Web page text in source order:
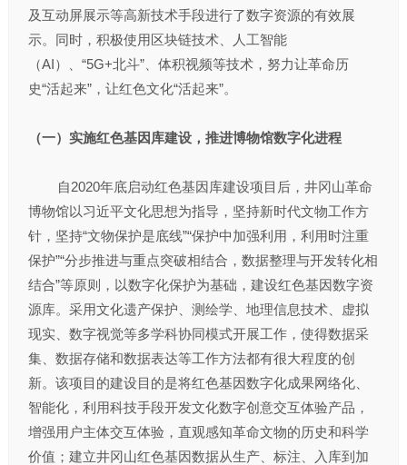
及互动屏展示等高新技术手段进行了数字资源的有效展
示。同时，积极使用区块链技术、人工智能
（AI）、“5G+北斗”、体积视频等技术，努力让革命历
史“活起来”，让红色文化“活起来”。
（一）实施红色基因库建设，推进博物馆数字化进程
自2020年底启动红色基因库建设项目后，井冈山革命
博物馆以习近平文化思想为指导，坚持新时代文物工作方
针，坚持“文物保护是底线”“保护中加强利用，利用时注重
保护”“分步推进与重点突破相结合，数据整理与开发转化相
结合”等原则，以数字化保护为基础，建设红色基因数字资
源库。采用文化遗产保护、测绘学、地理信息技术、虚拟
现实、数字视觉等多学科协同模式开展工作，使得数据采
集、数据存储和数据表达等工作方法都有很大程度的创
新。该项目的建设目的是将红色基因数字化成果网络化、
智能化，利用科技手段开发文化数字创意交互体验产品，
增强用户主体交互体验，直观感知革命文物的历史和科学
价值；建立井冈山红色基因数据从生产、标注、入库到加